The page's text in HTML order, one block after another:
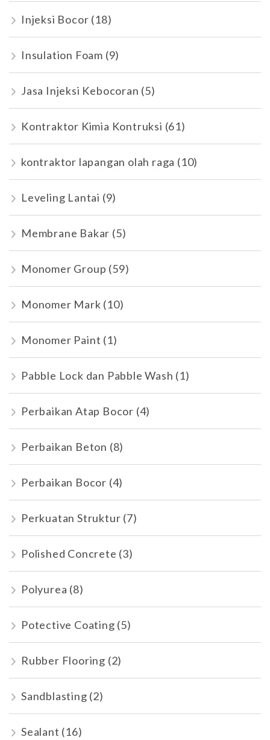
Injeksi Bocor (18)
Insulation Foam (9)
Jasa Injeksi Kebocoran (5)
Kontraktor Kimia Kontruksi (61)
kontraktor lapangan olah raga (10)
Leveling Lantai (9)
Membrane Bakar (5)
Monomer Group (59)
Monomer Mark (10)
Monomer Paint (1)
Pabble Lock dan Pabble Wash (1)
Perbaikan Atap Bocor (4)
Perbaikan Beton (8)
Perbaikan Bocor (4)
Perkuatan Struktur (7)
Polished Concrete (3)
Polyurea (8)
Potective Coating (5)
Rubber Flooring (2)
Sandblasting (2)
Sealant (16)